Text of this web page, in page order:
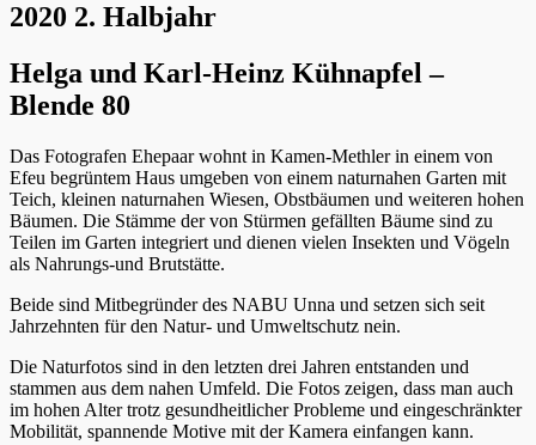
2020 2. Halbjahr
Helga und Karl-Heinz Kühnapfel –
Blende 80
Das Fotografen Ehepaar wohnt in Kamen-Methler in einem von
Efeu begrüntem Haus umgeben von einem naturnahen Garten mit
Teich, kleinen naturnahen Wiesen, Obstbäumen und weiteren hohen
Bäumen. Die Stämme der von Stürmen gefällten Bäume sind zu
Teilen im Garten integriert und dienen vielen Insekten und Vögeln
als Nahrungs-und Brutstätte.
Beide sind Mitbegründer des NABU Unna und setzen sich seit
Jahrzehnten für den Natur- und Umweltschutz nein.
Die Naturfotos sind in den letzten drei Jahren entstanden und
stammen aus dem nahen Umfeld. Die Fotos zeigen, dass man auch
im hohen Alter trotz gesundheitlicher Probleme und eingeschränkter
Mobilität, spannende Motive mit der Kamera einfangen kann.